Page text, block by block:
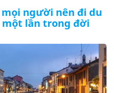
người nên đi du
lần trong đời